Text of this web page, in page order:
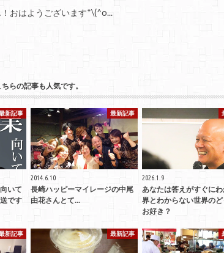
おはようございます*\(^o...
ちらの記事も人気です。
新記事
いて
です
最新記事
2014.6.10
長崎ハッピーマイレージの中尾
由花さんとて...
2026.1.9
あなたは答えがすぐに
界とわからない世界の
お好き？
新記事 最新記事